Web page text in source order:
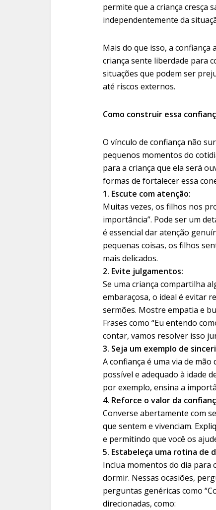
permite que a criança cresça
independentemente da
Mais do que isso, a
criança sente liberdade para
situações que podem ser
até riscos externos.
Como construir essa
O vínculo de confiança não
pequenos momentos do
para a criança que ela será
formas de fortalecer essa
1. Escute com atenção:
Muitas vezes, os filhos nos
importância”. Pode ser um
é essencial dar atenção
pequenas coisas, os filhos
mais delicados.
2. Evite julgamentos:
Se uma criança compartilha
embaraçosa, o ideal é evitar
sermões. Mostre empatia e
Frases como “Eu entendo
contar, vamos resolver isso
3. Seja um exemplo de
A confiança é uma via de
possível e adequado à idade
por exemplo, ensina a
4. Reforce o valor da
Converse abertamente com
que sentem e vivenciam.
e permitindo que você os
5. Estabeleça uma rotina de
Inclua momentos do dia para
dormir. Nessas ocasiões,
perguntas genéricas como
direcionadas, como: